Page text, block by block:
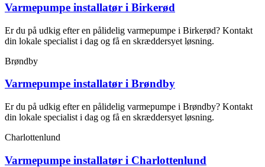
Varmepumpe installatør i Birkerød
Er du på udkig efter en pålidelig varmepumpe i Birkerød? Kontakt
din lokale specialist i dag og få en skræddersyet løsning.
Brøndby
Varmepumpe installatør i Brøndby
Er du på udkig efter en pålidelig varmepumpe i Brøndby? Kontakt
din lokale specialist i dag og få en skræddersyet løsning.
Charlottenlund
Varmepumpe installatør i Charlottenlund